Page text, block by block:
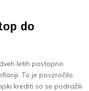
do
letih postopno
To je povzročilo
krediti so se podražili